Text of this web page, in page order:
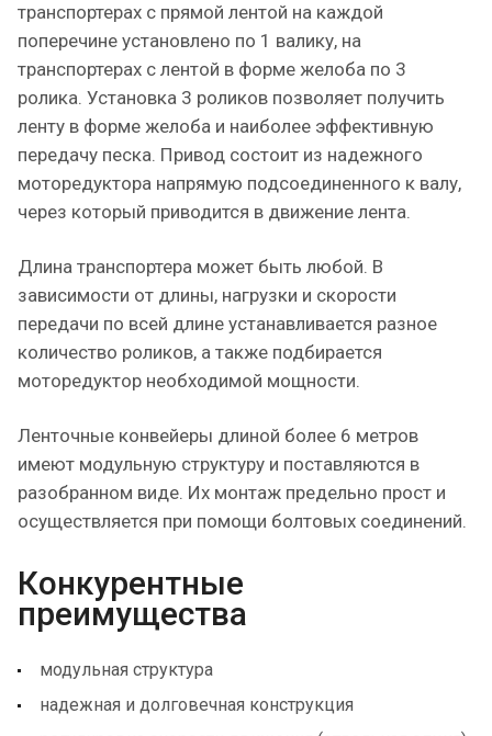
транспортерах с прямой лентой на каждой
поперечине установлено по 1 валику, на
транспортерах с лентой в форме желоба по 3
ролика. Установка 3 роликов позволяет получить
ленту в форме желоба и наиболее эффективную
передачу песка. Привод состоит из надежного
моторедуктора напрямую подсоединенного к валу,
через который приводится в движение лента.
Длина транспортера может быть любой. В
зависимости от длины, нагрузки и скорости
передачи по всей длине устанавливается разное
количество роликов, а также подбирается
моторедуктор необходимой мощности.
Ленточные конвейеры длиной более 6 метров
имеют модульную структуру и поставляются в
разобранном виде. Их монтаж предельно прост и
осуществляется при помощи болтовых соединений.
Конкурентные
преимущества
модульная структура
надежная и долговечная конструкция